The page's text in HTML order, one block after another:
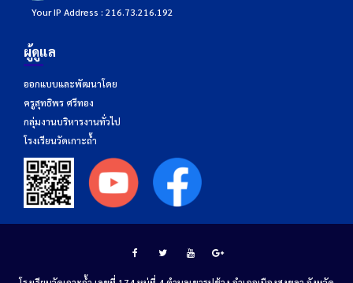
Your IP Address : 216.73.216.192
ผู้ดูแล
ออกแบบและพัฒนาโดย
ครูสุทธิพร ศรีทอง
กลุ่มงานบริหารงานทั่วไป
โรงเรียนวัดเกาะถ้ำ